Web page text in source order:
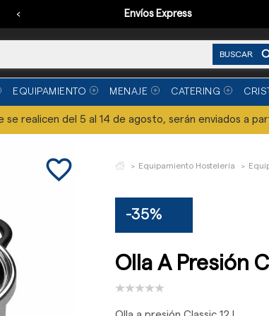
Envíos Express
‹
BUSCAR
EQUIPAMIENTO MENAJE CATERING
se realicen del 5 al 14 de agosto, serán enviados a
favorite_border Equipamiento Hostelería
-35%
Olla A Presión